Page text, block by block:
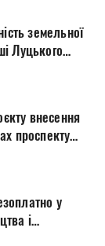
земельної
внесення
проспекту
у
і